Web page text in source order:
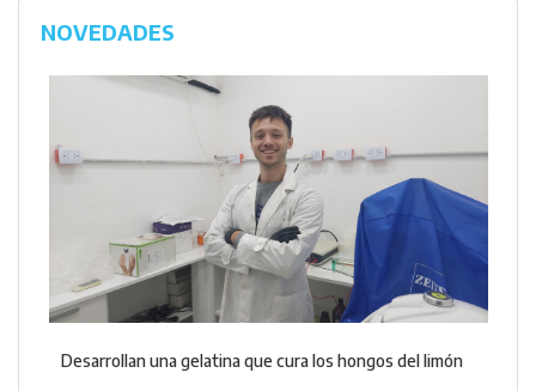
NOVEDADES
Desarrollan una gelatina que cura los hongos del limón